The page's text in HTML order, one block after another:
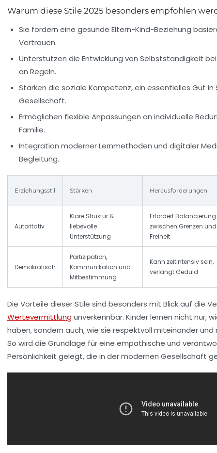
Warum diese Stile 2025 besonders empfohlen
Sie fördern eine gesunde Eltern-Kind-Beziehung
Vertrauen.
Unterstützen die Entwicklung von Selbstständigkeit
an Regeln.
Stärken die soziale Kompetenz, ein essentielles Gut in
Gesellschaft.
Ermöglichen flexible Anpassungen an individuelle
Familie.
Integration moderner Lernmethoden und digitaler
Begleitung.
Erziehungsstil Stärken Herausforderungen
Autoritativ
Klare Struktur &
liebevolle
Unterstützung
Erfordert Balancierung
zwischen Grenzen und
Freiheit
Demokratisch
Partizipation,
Kommunikation und
Mitbestimmung
Kann zeitintensiv sein,
verlangt Geduld
Die Vorteile dieser Stile sind besonders mit Blick auf die
Wertevermittlungunverkennbar. Kinder lernen nicht nur,
haben, sondern auch, wie sie respektvoll miteinander
So wird die Grundlage für eine empathische und
Persönlichkeit gelegt, die in der modernen Gesellschaft